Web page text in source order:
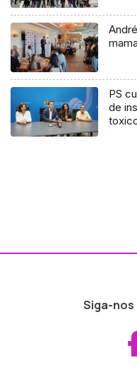
PS
de
Siga-nos